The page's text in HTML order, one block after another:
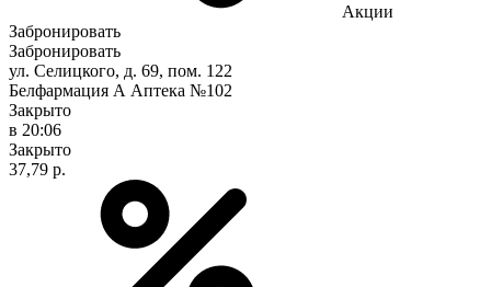
Акции
Забронировать
Забронировать
ул. Селицкого, д. 69, пом. 122
Белфармация А Аптека №102
Закрыто
в 20:06
Закрыто
37,79 р.